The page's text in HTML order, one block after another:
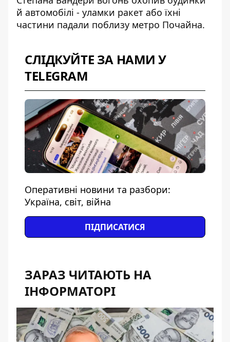
й автомобілі - уламки ракет або їхні
частини падали поблизу метро Почайна.
СЛІДКУЙТЕ ЗА НАМИ У
TELEGRAM
Оперативні новини та разбори:
Україна, світ, війна
ПІДПИСАТИСЯ
ЗАРАЗ ЧИТАЮТЬ НА
ІНФОРМАТОРІ